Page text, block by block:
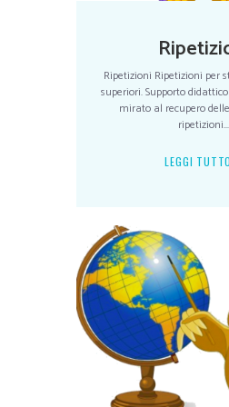
Ripetizioni Ripetizioni per
superiori. Supporto
mirato al recupero
ripetizioni...
LEGGI